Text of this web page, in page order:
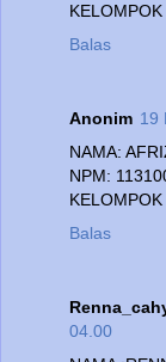
Balas
Anonim 19
NAMA:
NPM:
Balas
04.00